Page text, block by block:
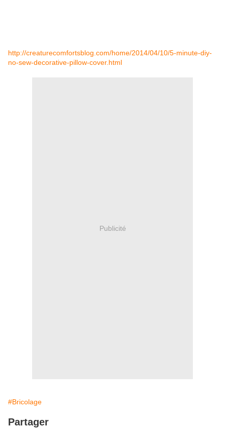
http://creaturecomfortsblog.com/home/2014/04/10/5-minute-diy-
no-sew-decorative-pillow-cover.html
Publicité
#Bricolage
Partager